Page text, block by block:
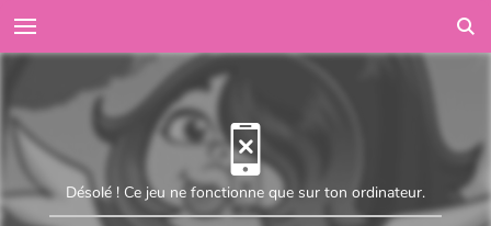
Désolé ! Ce jeu ne fonctionne que sur ton ordinateur.